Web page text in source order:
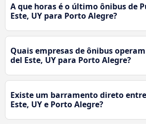
A que horas é o último ônibus de
Este, UY para Porto Alegre?
Quais empresas de ônibus
del Este, UY para Porto Alegre?
Existe um barramento direto
Este, UY e Porto Alegre?